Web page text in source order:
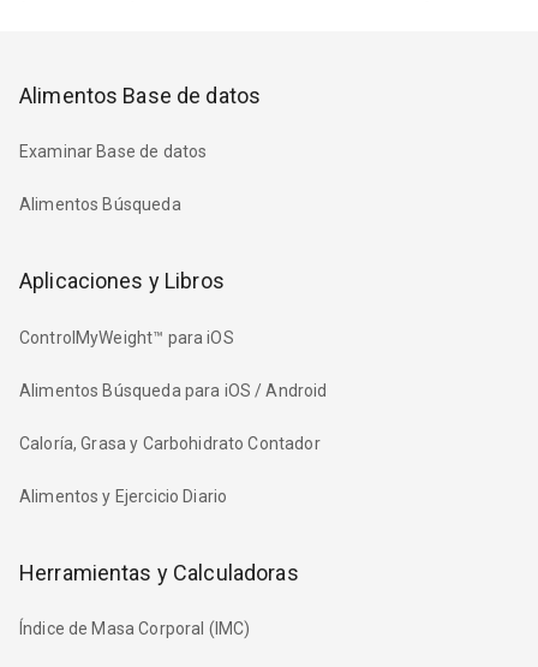
Alimentos Base de datos
Examinar Base de datos
Alimentos Búsqueda
Aplicaciones y Libros
ControlMyWeight™ para iOS
Alimentos Búsqueda para iOS / Android
Caloría, Grasa y Carbohidrato Contador
Alimentos y Ejercicio Diario
Herramientas y Calculadoras
Índice de Masa Corporal (IMC)